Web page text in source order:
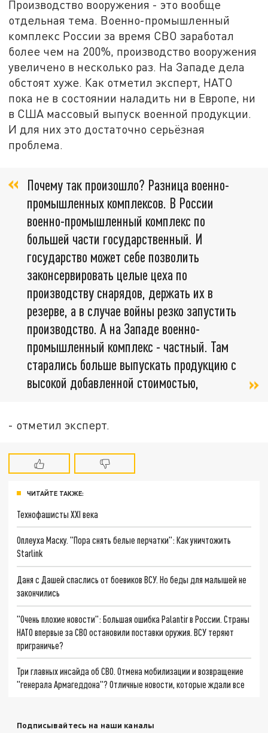
Производство вооружения - это вообще
отдельная тема. Военно-промышленный
комплекс России за время СВО заработал
более чем на 200%, производство вооружения
увеличено в несколько раз. На Западе дела
обстоят хуже. Как отметил эксперт, НАТО
пока не в состоянии наладить ни в Европе, ни
в США массовый выпуск военной продукции.
И для них это достаточно серьёзная
проблема.
Почему так произошло? Разница военно-
промышленных комплексов. В России
военно-промышленный комплекс по
большей части государственный. И
государство может себе позволить
законсервировать целые цеха по
производству снарядов, держать их в
резерве, а в случае войны резко запустить
производство. А на Западе военно-
промышленный комплекс - частный. Там
старались больше выпускать продукцию с
высокой добавленной стоимостью,
- отметил эксперт.
ЧИТАЙТЕ ТАКЖЕ:
Технофашисты XXI века
Оплеуха Маску. "Пора снять белые перчатки": Как уничтожить
Starlink
Даня с Дашей спаслись от боевиков ВСУ. Но беды для малышей не
закончились
"Очень плохие новости": Большая ошибка Palantir в России. Страны
НАТО впервые за СВО остановили поставки оружия. ВСУ теряют
приграничье?
Три главных инсайда об СВО. Отмена мобилизации и возвращение
"генерала Армагеддона"? Отличные новости, которые ждали все
Подписывайтесь на наши каналы